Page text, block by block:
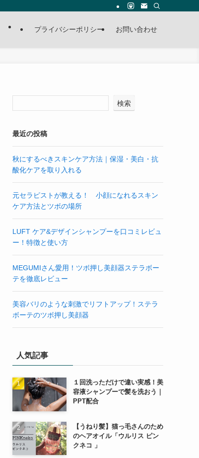
プライバシーポリシー お問い合わせ
検索
最近の投稿
秋にするべきスキンケア方法｜保湿・美白・抗
酸化ケアを取り入れる
元セラピストが教える！ 小顔になれるスキン
ケア方法とツボの場所
LUFT ケア&デザインシャンプーを口コミレビュ
ー！特徴と使い方
MEGUMIさん愛用！ツボ押し美顔器ステラボー
テを徹底レビュー
美容バリのような刺激でリフトアップ！ステラ
ボーテのツボ押し美顔器
人気記事
１回洗っただけで違い実感！美
容液シャンプーで髪を洗おう｜
PPT配合
【うねり髪】猫っ毛さんのため
のヘアオイル「ウルリス ピン
クネコ 」